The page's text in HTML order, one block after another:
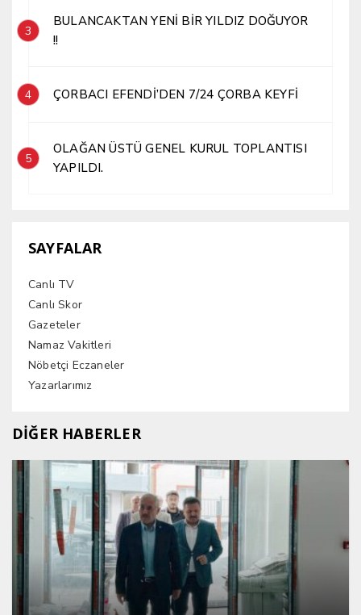
3
BULANCAKTAN YENİ BİR YILDIZ DOĞUYOR
!!
4 ÇORBACI EFENDİ’DEN 7/24 ÇORBA KEYFİ
5
OLAĞAN ÜSTÜ GENEL KURUL TOPLANTISI
YAPILDI.
SAYFALAR
Canlı TV
Canlı Skor
Gazeteler
Namaz Vakitleri
Nöbetçi Eczaneler
Yazarlarımız
DİĞER HABERLER